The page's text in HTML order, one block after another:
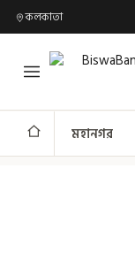
কলকাতা
মহানগর